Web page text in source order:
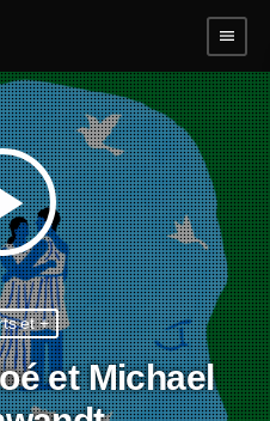
menu
et +
et Michael